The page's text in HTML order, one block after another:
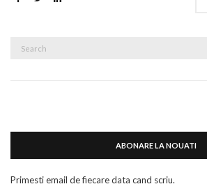
ABONARE LA NOUATI
Primesti email de fiecare data cand scriu.